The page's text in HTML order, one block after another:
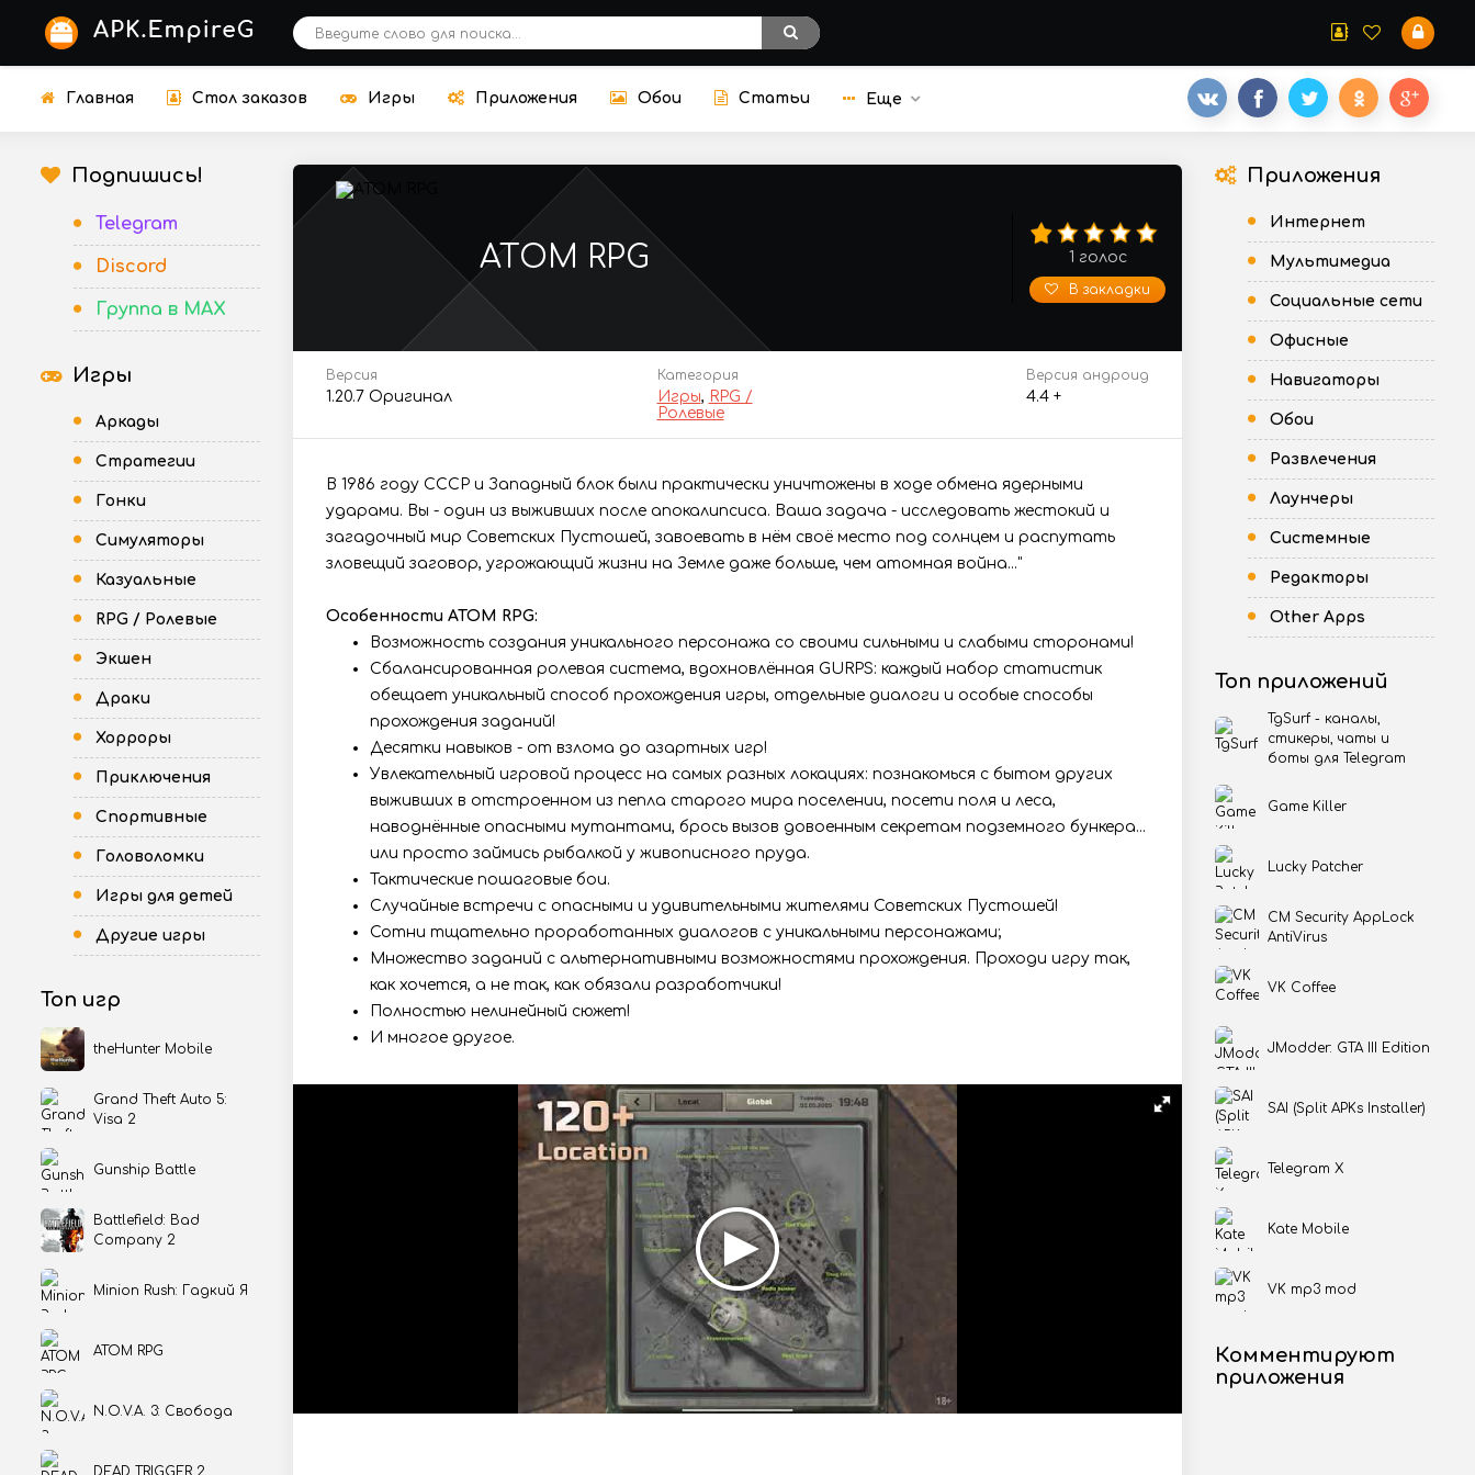
Главная Стол заказов Игры Приложения Обои Статьи Еще
Подпишись!
Telegram
Discord
Группа в MAX
Игры
Аркады
Стратегии
Гонки
Симуляторы
Казуальные
RPG / Ролевые
Экшен
Драки
Хорроры
Приключения
Спортивные
Головоломки
Игры для детей
Другие игры
Топ игр
theHunter Mobile
Grand Theft Auto 5:
Visa 2
Gunship Battle
Battlefield: Bad
Company 2
Minion Rush: Гадкий Я
ATOM RPG
N.O.V.A. 3: Свобода
DEAD TRIGGER 2
ATOM RPG 1 голос
В закладки
Версия
1.20.7 Оригинал
Категория
Игры, RPG /
Ролевые
Версия андроид
4.4 +
В 1986 году СССР и Западный блок были практически уничтожены в ходе обмена ядерными
ударами. Вы - один из выживших после апокалипсиса. Ваша задача - исследовать жестокий и
загадочный мир Советских Пустошей, завоевать в нём своё место под солнцем и распутать
зловещий заговор, угрожающий жизни на Земле даже больше, чем атомная война..."
Особенности ATOM RPG:
Возможность создания уникального персонажа со своими сильными и слабыми сторонами!
Сбалансированная ролевая система, вдохновлённая GURPS: каждый набор статистик
обещает уникальный способ прохождения игры, отдельные диалоги и особые способы
прохождения заданий!
Десятки навыков - от взлома до азартных игр!
Увлекательный игровой процесс на самых разных локациях: познакомься с бытом других
выживших в отстроенном из пепла старого мира поселении, посети поля и леса,
наводнённые опасными мутантами, брось вызов довоенным секретам подземного бункера...
или просто займись рыбалкой у живописного пруда.
Тактические пошаговые бои.
Случайные встречи с опасными и удивительными жителями Советских Пустошей!
Сотни тщательно проработанных диалогов с уникальными персонажами;
Множество заданий с альтернативными возможностями прохождения. Проходи игру так,
как хочется, а не так, как обязали разработчики!
Полностью нелинейный сюжет!
И многое другое.
Приложения
Интернет
Мультимедиа
Социальные сети
Офисные
Навигаторы
Обои
Развлечения
Лаунчеры
Системные
Редакторы
Other Apps
Топ приложений
TgSurf - каналы,
стикеры, чаты и
боты для Telegram
Game Killer
Lucky Patcher
CM Security AppLock
AntiVirus
VK Coffee
JModder: GTA III Edition
SAI (Split APKs Installer)
Telegram X
Kate Mobile
VK mp3 mod
Комментируют
приложения